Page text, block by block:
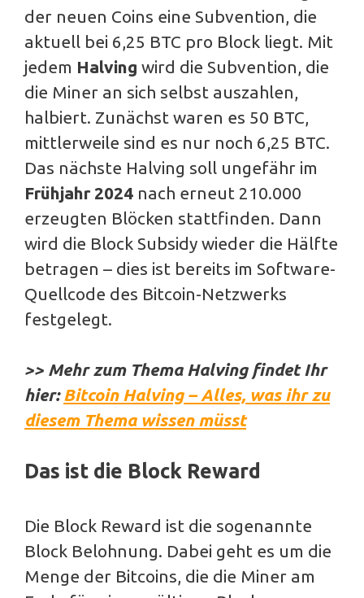
der neuen Coins eine Subvention, die
aktuell bei 6,25 BTC pro Block liegt. Mit
jedem Halving wird die Subvention, die
die Miner an sich selbst auszahlen,
halbiert. Zunächst waren es 50 BTC,
mittlerweile sind es nur noch 6,25 BTC.
Das nächste Halving soll ungefähr im
Frühjahr 2024 nach erneut 210.000
erzeugten Blöcken stattfinden. Dann
wird die Block Subsidy wieder die Hälfte
betragen – dies ist bereits im Software-
Quellcode des Bitcoin-Netzwerks
festgelegt.
>> Mehr zum Thema Halving findet Ihr
hier:Bitcoin Halving – Alles, was ihr zu
diesem Thema wissen müsst
Das ist die Block Reward
Die Block Reward ist die sogenannte
Block Belohnung. Dabei geht es um die
Menge der Bitcoins, die die Miner am